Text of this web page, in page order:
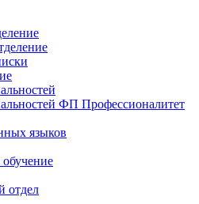
ФП Профессионалитет
языков
отдел